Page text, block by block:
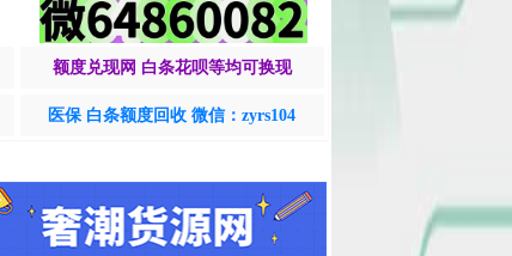
额度兑现网 白条花呗等均可换现
医保 白条额度回收 微信：zyrs104